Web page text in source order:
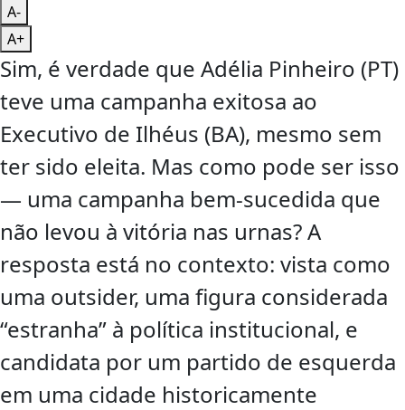
A-
A+
Sim, é verdade que Adélia Pinheiro (PT)
teve uma campanha exitosa ao
Executivo de Ilhéus (BA), mesmo sem
ter sido eleita. Mas como pode ser isso
— uma campanha bem-sucedida que
não levou à vitória nas urnas? A
resposta está no contexto: vista como
uma outsider, uma figura considerada
“estranha” à política institucional, e
candidata por um partido de esquerda
em uma cidade historicamente